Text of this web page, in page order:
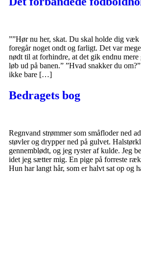
””Hør nu her, skat. Du skal holde dig væk
foregår noget ondt og farligt. Det var
nødt til at forhindre, at det gik endnu
løb ud på banen.” ”Hvad snakker du
ikke bare […]
Bedragets bog
Regnvand strømmer som småfloder ned
støvler og drypper ned på gulvet.
gennemblødt, og jeg ryster af kulde. Jeg
idet jeg sætter mig. En pige på forreste
Hun har langt hår, som er halvt sat op og